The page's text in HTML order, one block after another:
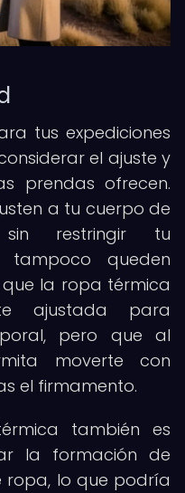
tus expediciones
el ajuste y
prendas ofrecen.
a tu cuerpo de
sin restringir tu
tampoco queden
la ropa térmica
ajustada para
pero que al
moverte con
el firmamento.
también es
la formación de
lo que podría